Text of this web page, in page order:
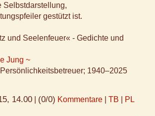
Selbstdarstellung,
gestützt ist.
und Seelenfeuer« - Gedichte und
Jung ~
1940–2025
14.00 (0/0) Kommentare TB PL